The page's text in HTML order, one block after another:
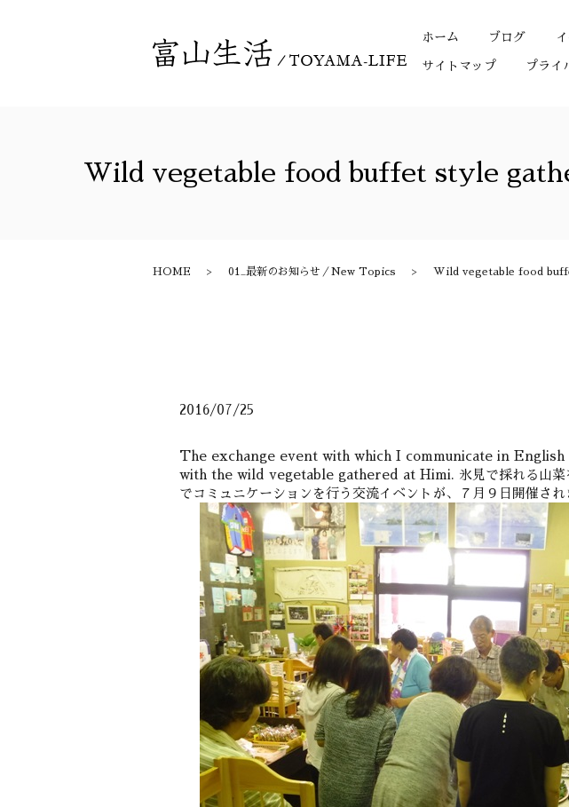
ホーム ブログ
サイトマップ プライ
Wild vegetable food buffet style
HOME 01_最新のお知らせ／New Topics Wild vegetable food
2016/07/25
The exchange event with which I communicate in
with the wild vegetable gathered at Himi. 氷見で採れる山菜
でコミュニケーションを行う交流イベントが、７月９日開催され